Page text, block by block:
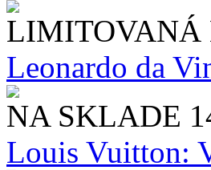
LIMITOVANÁ
Leonardo da
NA SKLADE
Louis Vuitton: